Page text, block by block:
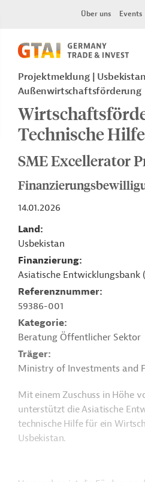
Über uns Events
Projektmeldung Usbekistan
Außenwirtschaftsförderung
Technische Hilfe
SME Excellerator
14.01.2026
Land
Usbekistan
Finanzierung
Asiatische Entwicklungsbank
Referenznummer
59386-001
Kategorie
Beratung Öffentlicher Sektor
Träger
Ministry of Investments and
Mit einem Zuschuss in Höhe
unterstützt die Asiatische
technische Hilfe für ein
Usbekistan.